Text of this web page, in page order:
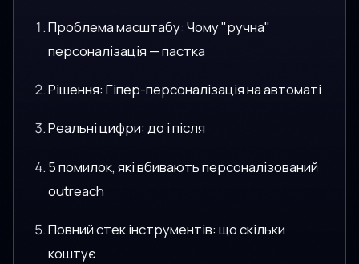
Проблема масштабу: Чому "ручна"
персоналізація — пастка
Рішення: Гіпер-персоналізація на автоматі
Реальні цифри: до і після
5 помилок, які вбивають персоналізований
outreach
Повний стек інструментів: що скільки
коштує